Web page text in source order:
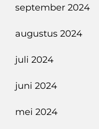
september 2024
augustus 2024
juli 2024
juni 2024
mei 2024